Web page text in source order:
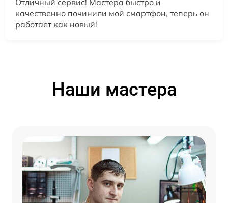
Отличный сервис! Мастера быстро и
качественно починили мой смартфон, теперь он
работает как новый!
Наши мастера